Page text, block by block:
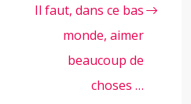
Il faut, dans ce bas
monde, aimer
beaucoup de
choses …